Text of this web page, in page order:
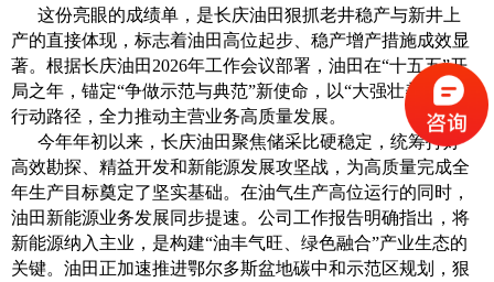
这份亮眼的成绩单，是长庆油田狠抓老井稳产与新井上
产的直接体现，标志着油田高位起步、稳产增产措施成效显
著。根据长庆油田2026年工作会议部署，油田在“十五五”开
局之年，锚定“争做示范与典范”新使命，以“大强壮美长”为
行动路径，全力推动主营业务高质量发展。
今年年初以来，长庆油田聚焦储采比硬稳定，统筹打好
高效勘探、精益开发和新能源发展攻坚战，为高质量完成全
年生产目标奠定了坚实基础。在油气生产高位运行的同时，
油田新能源业务发展同步提速。公司工作报告明确指出，将
新能源纳入主业，是构建“油丰气旺、绿色融合”产业生态的
关键。油田正加速推进鄂尔多斯盆地碳中和示范区规划，狠